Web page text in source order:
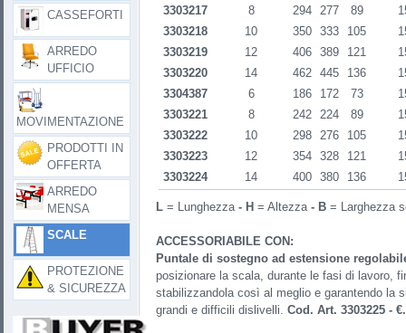
3303217
8 294 277 89
3303218
10 350 333 105
3303219
12 406 389 121
3303220
14 462 445 136
3304387
6 186 172 73
3303221
8 242 224 89
3303222
10 298 276 105
3303223
12 354 328 121
3303224
14 400 380 136
L= Lunghezza - H = Altezza - B = Larghezza
ACCESSORIABILE CON:
Puntale di sostegno ad estensione
posizionare la scala, durante le fasi di lavoro,
stabilizzandola così al meglio e garantendo la
grandi e difficili dislivelli. Cod. Art. 3303225 -
CASSEFORTI
ARREDO
UFFICIO
MOVIMENTAZIONE
PRODOTTI IN
OFFERTA
ARREDO
MENSA
SCALE
PROTEZIONE
& SICUREZZA